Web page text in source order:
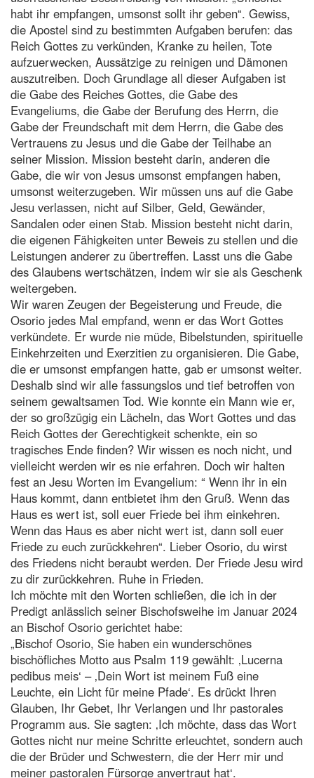
habt ihr empfangen, umsonst sollt ihr geben“. Gewiss,
die Apostel sind zu bestimmten Aufgaben berufen: das
Reich Gottes zu verkünden, Kranke zu heilen, Tote
aufzuerwecken, Aussätzige zu reinigen und Dämonen
auszutreiben. Doch Grundlage all dieser Aufgaben ist
die Gabe des Reiches Gottes, die Gabe des
Evangeliums, die Gabe der Berufung des Herrn, die
Gabe der Freundschaft mit dem Herrn, die Gabe des
Vertrauens zu Jesus und die Gabe der Teilhabe an
seiner Mission. Mission besteht darin, anderen die
Gabe, die wir von Jesus umsonst empfangen haben,
umsonst weiterzugeben. Wir müssen uns auf die Gabe
Jesu verlassen, nicht auf Silber, Geld, Gewänder,
Sandalen oder einen Stab. Mission besteht nicht darin,
die eigenen Fähigkeiten unter Beweis zu stellen und die
Leistungen anderer zu übertreffen. Lasst uns die Gabe
des Glaubens wertschätzen, indem wir sie als Geschenk
weitergeben.
Wir waren Zeugen der Begeisterung und Freude, die
Osorio jedes Mal empfand, wenn er das Wort Gottes
verkündete. Er wurde nie müde, Bibelstunden, spirituelle
Einkehrzeiten und Exerzitien zu organisieren. Die Gabe,
die er umsonst empfangen hatte, gab er umsonst weiter.
Deshalb sind wir alle fassungslos und tief betroffen von
seinem gewaltsamen Tod. Wie konnte ein Mann wie er,
der so großzügig ein Lächeln, das Wort Gottes und das
Reich Gottes der Gerechtigkeit schenkte, ein so
tragisches Ende finden? Wir wissen es noch nicht, und
vielleicht werden wir es nie erfahren. Doch wir halten
fest an Jesu Worten im Evangelium: “ Wenn ihr in ein
Haus kommt, dann entbietet ihm den Gruß. Wenn das
Haus es wert ist, soll euer Friede bei ihm einkehren.
Wenn das Haus es aber nicht wert ist, dann soll euer
Friede zu euch zurückkehren“. Lieber Osorio, du wirst
des Friedens nicht beraubt werden. Der Friede Jesu wird
zu dir zurückkehren. Ruhe in Frieden.
Ich möchte mit den Worten schließen, die ich in der
Predigt anlässlich seiner Bischofsweihe im Januar 2024
an Bischof Osorio gerichtet habe:
„Bischof Osorio, Sie haben ein wunderschönes
bischöfliches Motto aus Psalm 119 gewählt: ‚Lucerna
pedibus meis‘ – ‚Dein Wort ist meinem Fuß eine
Leuchte, ein Licht für meine Pfade‘. Es drückt Ihren
Glauben, Ihr Gebet, Ihr Verlangen und Ihr pastorales
Programm aus. Sie sagten: ‚Ich möchte, dass das Wort
Gottes nicht nur meine Schritte erleuchtet, sondern auch
die der Brüder und Schwestern, die der Herr mir und
meiner pastoralen Fürsorge anvertraut hat‘.